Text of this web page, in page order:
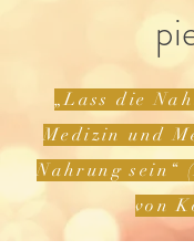
„Lass die
Medizin und
Nahrung sein“
von